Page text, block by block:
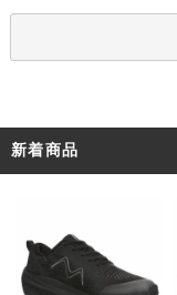
新着商品